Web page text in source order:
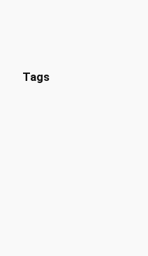
Tags